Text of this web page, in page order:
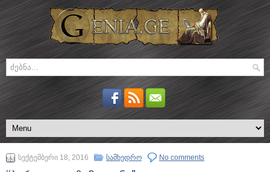
სექტემბერი 18, 2016 სამხედრო No comments